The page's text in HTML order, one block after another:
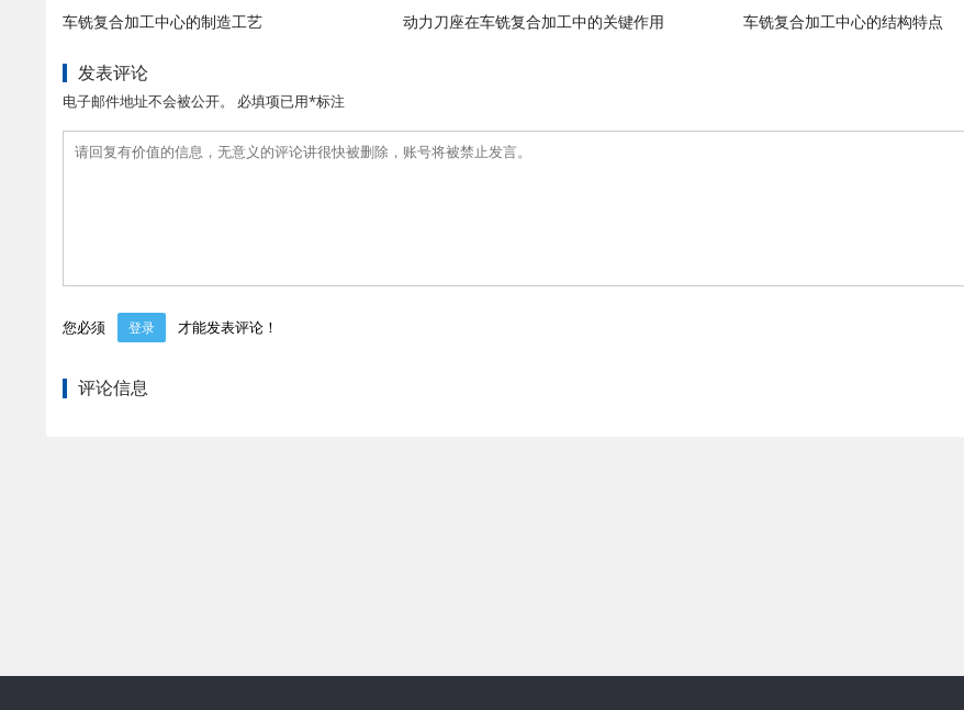
车铣复合加工中心的制造工艺 动力刀座在车铣复合加工中的关键作用 车铣复合加工中心的结构特点
发表评论
电子邮件地址不会被公开。 必填项已用*标注
您必须 登录 才能发表评论！
评论信息